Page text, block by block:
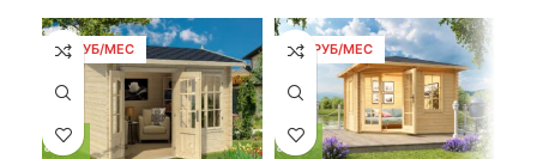
86 РУБ/МЕС 103 РУБ/МЕС